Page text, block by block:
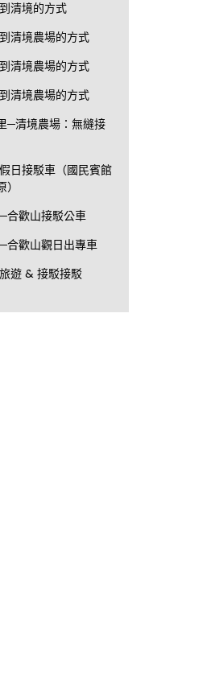
清境的方式
清境農場的方式
清境農場的方式
清境農場的方式
─清境農場：無縫接
日接駁車（國民賓館
合歡山接駁公車
合歡山觀日出專車
遊 & 接駁接駁